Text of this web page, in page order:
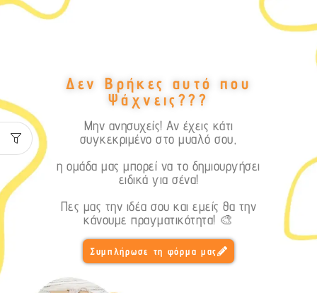
Δεν Βρήκες αυτό που
Ψάχνεις???
Μην ανησυχείς! Αν έχεις κάτι
συγκεκριμένο στο μυαλό σου,
η ομάδα μας μπορεί να το δημιουργήσει
ειδικά για σένα!
Πες μας την ιδέα σου και εμείς θα την
κάνουμε πραγματικότητα! 🎨
Συμπλήρωσε τη φόρμα μας